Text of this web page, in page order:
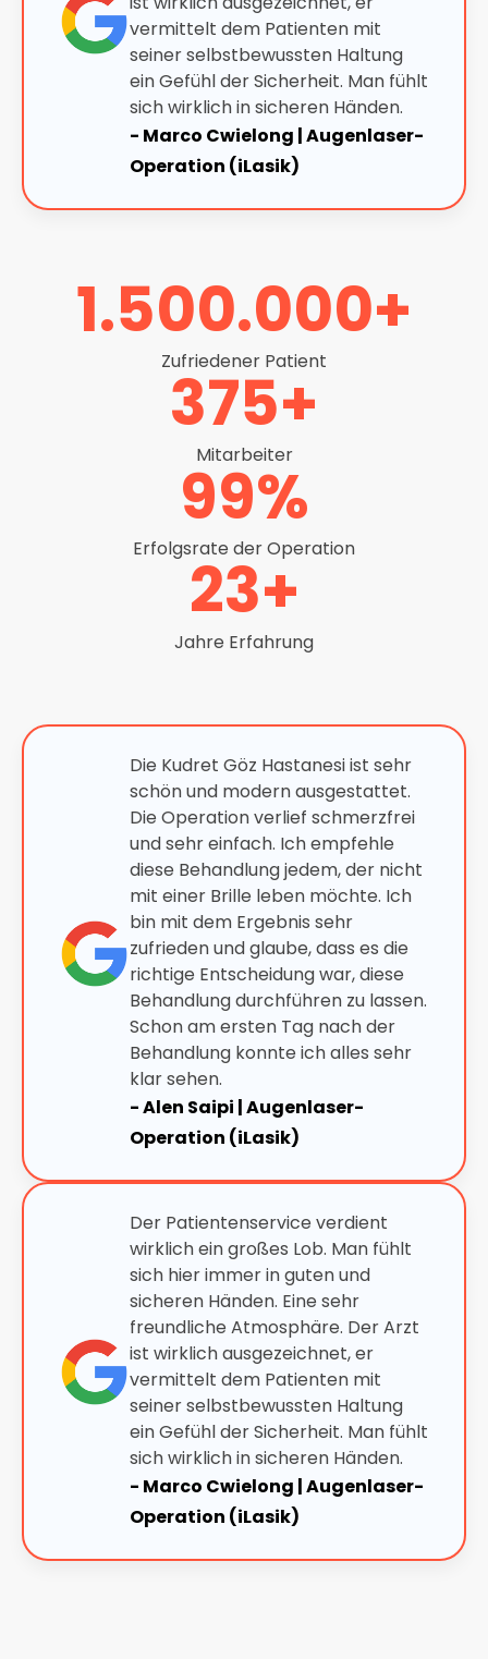
vermittelt dem Patienten mit
seiner selbstbewussten Haltung
ein Gefühl der Sicherheit. Man fühlt
sich wirklich in sicheren Händen.
- Marco Cwielong | Augenlaser-
Operation (iLasik)
1.500.000+
Zufriedener Patient
375+
Mitarbeiter
99%
Erfolgsrate der Operation
23+
Jahre Erfahrung
Die Kudret Göz Hastanesi ist sehr
schön und modern ausgestattet.
Die Operation verlief schmerzfrei
und sehr einfach. Ich empfehle
diese Behandlung jedem, der nicht
mit einer Brille leben möchte. Ich
bin mit dem Ergebnis sehr
zufrieden und glaube, dass es die
richtige Entscheidung war, diese
Behandlung durchführen zu lassen.
Schon am ersten Tag nach der
Behandlung konnte ich alles sehr
klar sehen.
- Alen Saipi | Augenlaser-
Operation (iLasik)
Der Patientenservice verdient
wirklich ein großes Lob. Man fühlt
sich hier immer in guten und
sicheren Händen. Eine sehr
freundliche Atmosphäre. Der Arzt
ist wirklich ausgezeichnet, er
vermittelt dem Patienten mit
seiner selbstbewussten Haltung
ein Gefühl der Sicherheit. Man fühlt
sich wirklich in sicheren Händen.
- Marco Cwielong | Augenlaser-
Operation (iLasik)